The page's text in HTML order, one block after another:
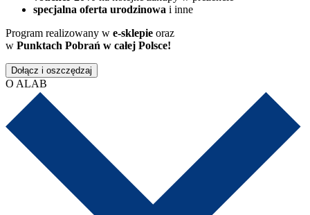
specjalna oferta urodzinowa i inne
Program realizowany w e-sklepie oraz
w Punktach Pobrań w całej Polsce!
Dołącz i oszczędzaj
O ALAB